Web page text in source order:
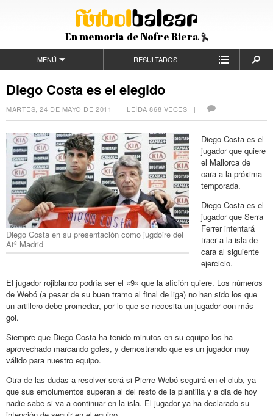
En memoria de Nofre Riera
MENÚ RESULTADOS
Diego Costa es el elegido
MARTES, 24 DE MAYO DE 2011 | LEÍDA 868 VECES |
Diego Costa en su presentación como jugdoire del
Atº Madrid
Diego Costa es el
jugador que quiere
el Mallorca de
cara a la próxima
temporada.
Diego Costa es el
jugador que Serra
Ferrer intentará
traer a la isla de
cara al siguiente
ejercicio.
El jugador rojiblanco podría ser el «9» que la afición quiere. Los números
de Webó (a pesar de su buen tramo al final de liga) no han sido los que
un artillero debe promediar, por lo que se necesita un jugador con más
gol.
Siempre que Diego Costa ha tenido minutos en su equipo los ha
aprovechado marcando goles, y demostrando que es un jugador muy
válido para nuestro equipo.
Otra de las dudas a resolver será si Pierre Webó seguirá en el club, ya
que sus emolumentos superan al del resto de la plantilla y a dia de hoy
nadie sabe si va a continuar en la isla. El jugador ya ha declarado su